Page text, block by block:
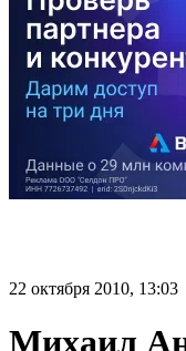
22 октября 2010, 13:03
Михаил